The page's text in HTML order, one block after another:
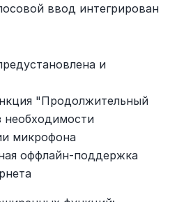
ввод интегрирован
и
"Продолжительный
необходимости
микрофона
оффлайн-поддержка